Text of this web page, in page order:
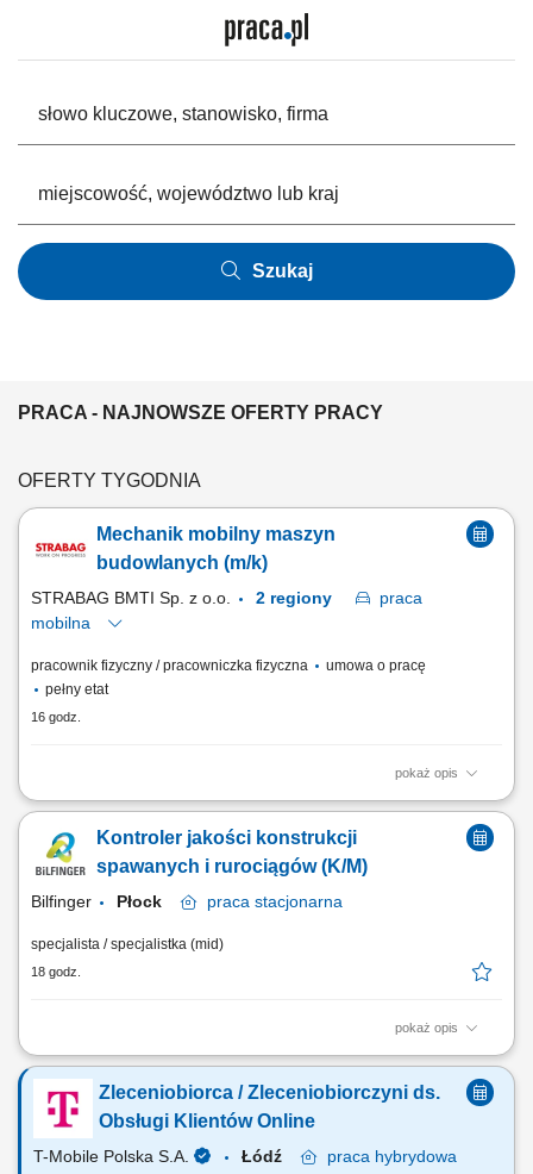
Szukaj
PRACA - NAJNOWSZE OFERTY PRACY
OFERTY TYGODNIA
Mechanik mobilny maszyn
budowlanych (m/k)
STRABAG BMTI Sp. z o.o.
praca
mobilna
pracownik fizyczny / pracowniczka fizyczna
umowa o pracę
pełny etat
16 godz.
pokaż opis
Twoja rola w STRABAG wykonywanie napraw i serwisów maszyn
budowlanych (m. in. koparko-ładowarki, koparki, spycharki, walce, itp.)
wykonywanie napraw i serwisów drobnego sprzętu (m.in. zagęszczarki,
piły) prace modernizacyjne i konserwacyjne; dokonywanie przeglądów
Kontroler jakości konstrukcji
spawanych i rurociągów​ (K/M)
Bilfinger Płock praca stacjonarna
specjalista / specjalistka (mid)
18 godz.
pokaż opis
Twój zakres obowiązków: nadzór jakościowy nad realizacją
prefabrykacji i prac montażowych realizowanych przed
podwykonawców; współpraca z zamawiającym oraz UDT w ramach
odbiorów prac; nadzór nad procesem produkcji i montażu oraz
monitorowanie zgodności wykonywanych prac z...
Zleceniobiorca / Zleceniobiorczyni ds.
Obsługi Klientów Online
T-Mobile Polska S.A. Łódź praca hybrydowa